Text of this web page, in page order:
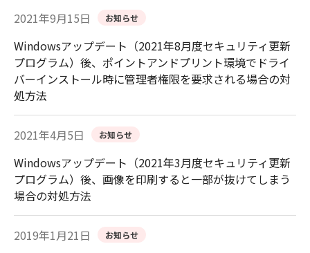
2021年9月15日 お知らせ
Windowsアップデート（2021年8月度セキュリティ更新
プログラム）後、ポイントアンドプリント環境でドライ
バーインストール時に管理者権限を要求される場合の対
処方法
2021年4月5日 お知らせ
Windowsアップデート（2021年3月度セキュリティ更新
プログラム）後、画像を印刷すると一部が抜けてしまう
場合の対処方法
2019年1月21日 お知らせ